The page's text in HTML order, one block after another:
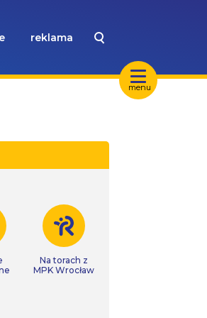
menu
reklama
Na torach z
MPK Wrocław